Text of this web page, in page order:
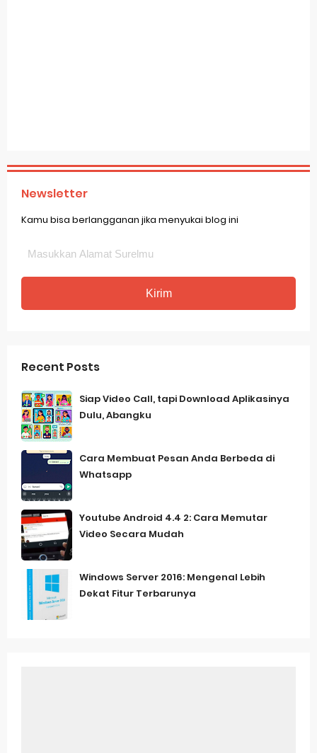
Newsletter
Kamu bisa berlangganan jika menyukai blog ini
Recent Posts
Siap Video Call, tapi Download Aplikasinya
Dulu, Abangku
Cara Membuat Pesan Anda Berbeda di
Whatsapp
Youtube Android 4.4 2: Cara Memutar
Video Secara Mudah
Windows Server 2016: Mengenal Lebih
Dekat Fitur Terbarunya